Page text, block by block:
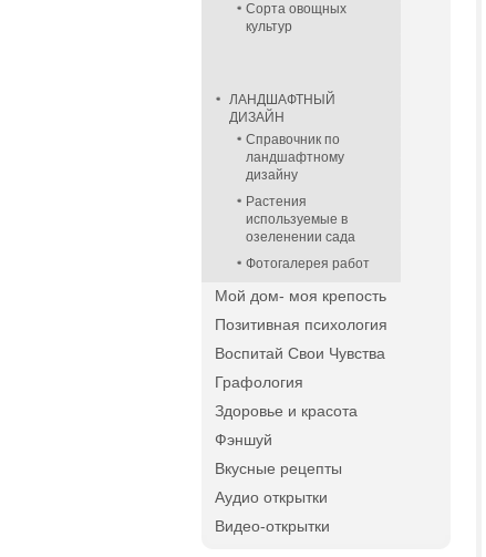
Сорта овощных
культур
ЛАНДШАФТНЫЙ
ДИЗАЙН
Справочник по
ландшафтному
дизайну
Растения
используемые в
озеленении сада
Фотогалерея работ
Мой дом- моя крепость
Позитивная психология
Воспитай Свои Чувства
Графология
Здоровье и красота
Фэншуй
Вкусные рецепты
Аудио открытки
Видео-открытки